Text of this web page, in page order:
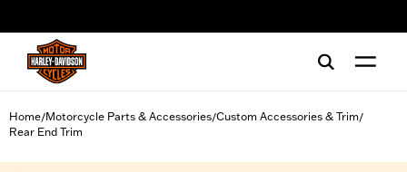
Home/Motorcycle Parts & Accessories/Custom Accessories & Trim/
Rear End Trim